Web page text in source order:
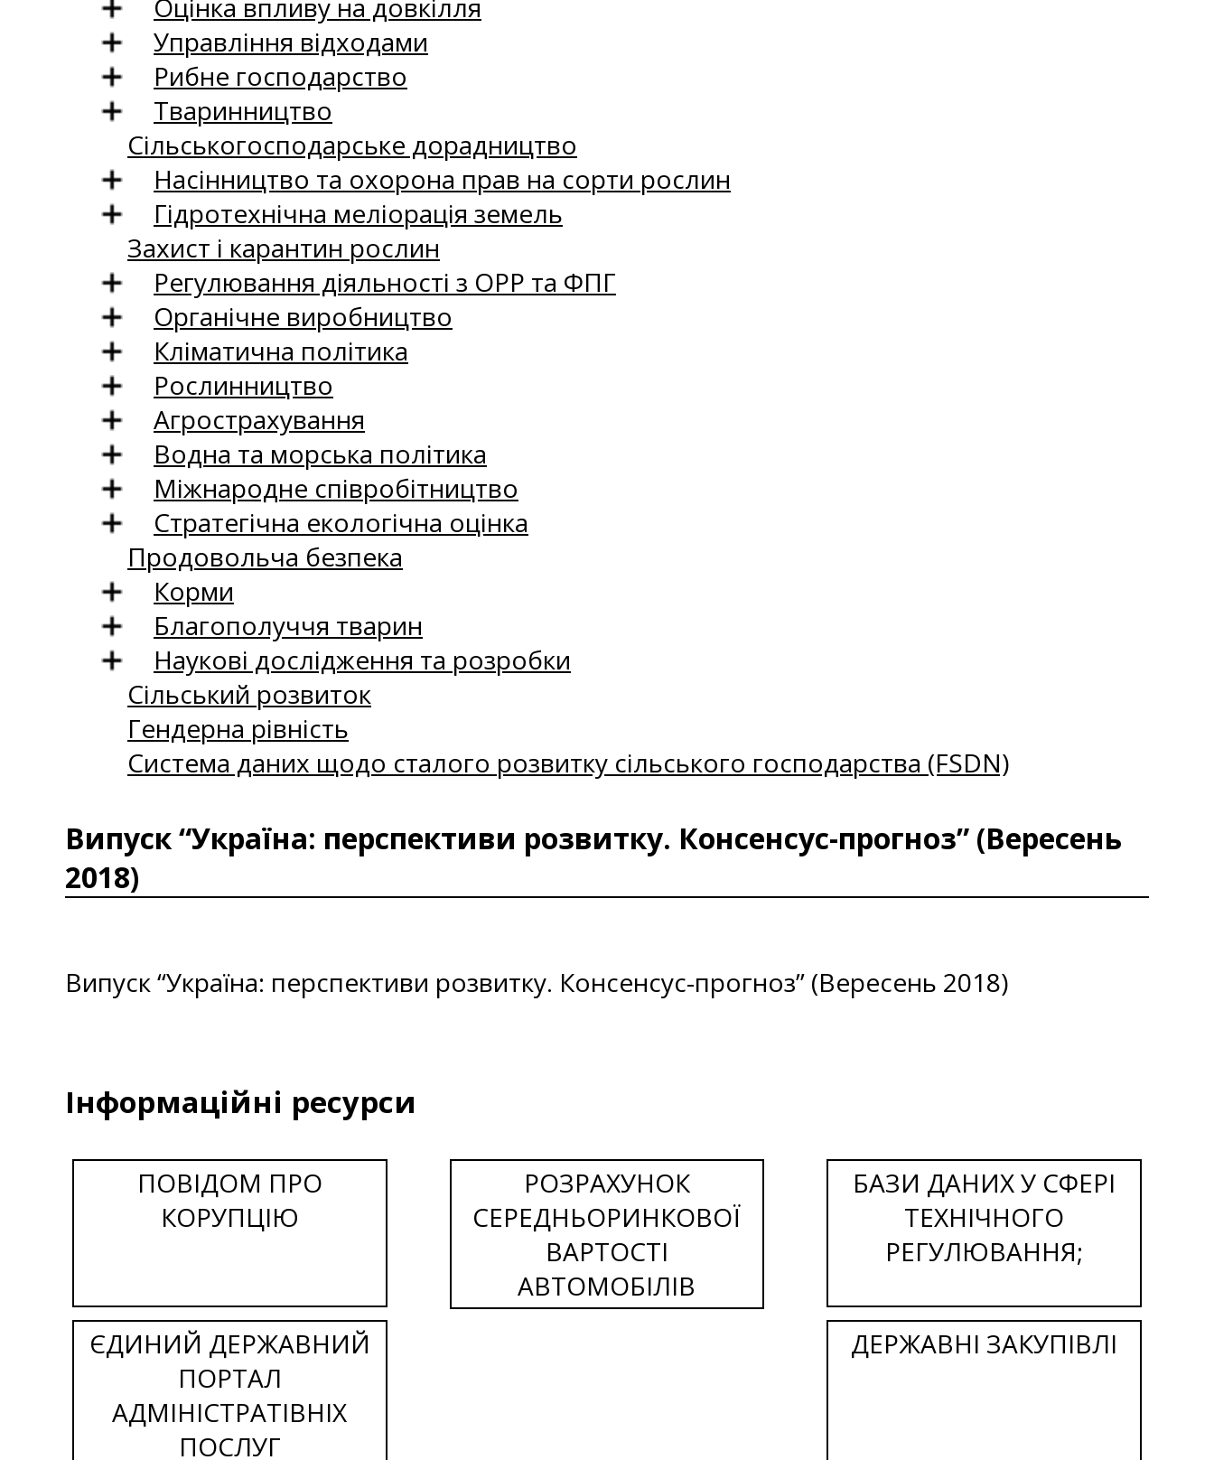
Оцінка впливу на довкілля
Управління відходами
Рибне господарство
Тваринництво
Сільськогосподарське дорадництво
Насінництво та охорона прав на сорти рослин
Гідротехнічна меліорація земель
Захист і карантин рослин
Регулювання діяльності з ОРР та ФПГ
Органічне виробництво
Кліматична політика
Рослинництво
Агрострахування
Водна та морська політика
Міжнародне співробітництво
Стратегічна екологічна оцінка
Продовольча безпека
Корми
Благополуччя тварин
Наукові дослідження та розробки
Сільський розвиток
Гендерна рівність
Система даних щодо сталого розвитку сільського господарства (FSDN)
Випуск “Україна: перспективи розвитку. Консенсус-прогноз” (Вересень
2018)
Випуск “Україна: перспективи розвитку. Консенсус-прогноз” (Вересень 2018)
Інформаційні ресурси
ПОВІДОМ ПРО
КОРУПЦІЮ
РОЗРАХУНОК
СЕРЕДНЬОРИНКОВОЇ
ВАРТОСТІ
АВТОМОБІЛІВ
БАЗИ ДАНИХ У СФЕРІ
ТЕХНІЧНОГО
РЕГУЛЮВАННЯ;
ЄДИНИЙ ДЕРЖАВНИЙ
ПОРТАЛ
АДМІНІСТРАТІВНІХ
ПОСЛУГ
ДЕРЖАВНІ ЗАКУПІВЛІ